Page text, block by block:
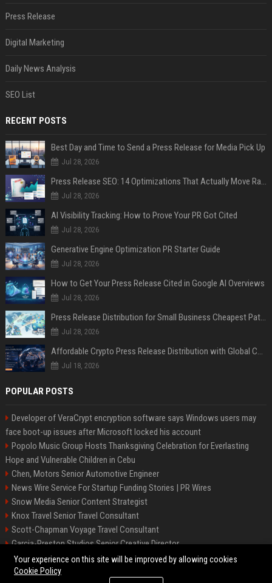
Press Release
Digital Marketing
Daily News Analysis
SEO List
RECENT POSTS
Best Day and Time to Send a Press Release for Media Pick Up
Jul 28, 2026
Press Release SEO: 14 Optimizations That Actually Move Rankings
Jul 28, 2026
AI Visibility Tracking: How to Prove Your PR Got Cited
Jul 28, 2026
Generative Engine Optimization PR Starter Guide
Jul 28, 2026
How to Get Your Press Release Cited in Google AI Overviews
Jul 28, 2026
Press Release Distribution for Small Business Cheapest Path to Real Coverage
Jul 28, 2026
Affordable Crypto Press Release Distribution with Global Coverage
Jul 18, 2026
POPULAR POSTS
Developer of VeraCrypt encryption software says Windows users may
face boot-up issues after Microsoft locked his account
Popolo Music Group Hosts Thanksgiving Celebration for Everlasting
Hope and Vulnerable Children in Cebu
Chen, Motors Senior Automotive Engineer
News Wire Service For Startup Funding Stories | PR Wires
Snow Media Senior Content Strategist
Knox Travel Senior Travel Consultant
Scott-Chapman Voyage Travel Consultant
Garcia-Preston Studios Senior Creative Director
Chapman-Clements Vehicle Senior Automotive Engineer
Your experience on this site will be improved by allowing cookies
Cookie Policy